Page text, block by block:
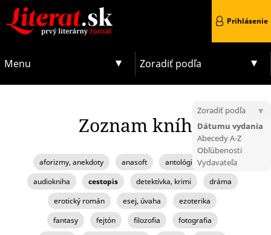
Menu Zoradiť podľa
Prihlásenie
Zoznam kníh
aforizmy, anekdoty anasoft
antológia, zborník
audiokniha
cestopis detektívka, krimi
dráma
erotický román
esej, úvaha
ezoterika
fantasy
fejtón filozofia
fotografia
Zoradiť podľa
Dátumu vydania
Abecedy A-Z
Obľúbenosti
Vydavateľa